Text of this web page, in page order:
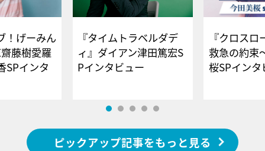
！げーみん
藤樹愛羅
SPインタ
『タイムトラベルダデ
ィ』ダイアン津田篤宏S
Pインタビュー
『クロス
救急の約束
桜SPイ
ピックアップ記事をもっと見る